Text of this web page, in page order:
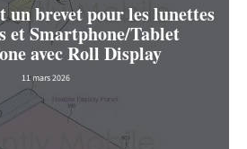
un brevet pour les lunettes
et Smartphone/Tablet
avec Roll Display
11 mars 2026